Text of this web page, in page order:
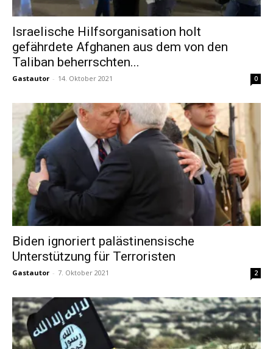
Israelische Hilfsorganisation holt
gefährdete Afghanen aus dem von den
Taliban beherrschten...
Gastautor - 14. Oktober 2021 0
Biden ignoriert palästinensische
Unterstützung für Terroristen
Gastautor - 7. Oktober 2021 2